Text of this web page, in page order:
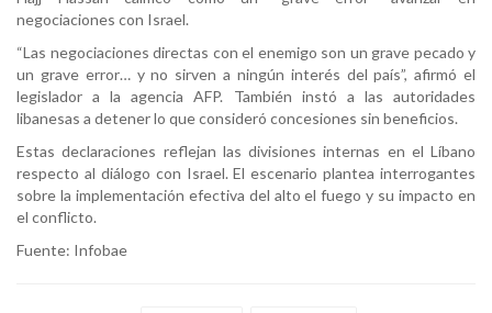
negociaciones con Israel.
“Las negociaciones directas con el enemigo son un grave pecado y
un grave error… y no sirven a ningún interés del país”, afirmó el
legislador a la agencia AFP. También instó a las autoridades
libanesas a detener lo que consideró concesiones sin beneficios.
Estas declaraciones reflejan las divisiones internas en el Líbano
respecto al diálogo con Israel. El escenario plantea interrogantes
sobre la implementación efectiva del alto el fuego y su impacto en
el conflicto.
Fuente: Infobae